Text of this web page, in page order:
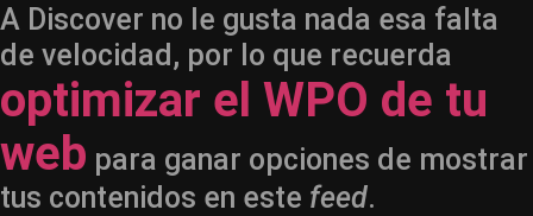
A Discover no le gusta nada esa falta
de velocidad, por lo que recuerda
optimizar el WPO de tu
web para ganar opciones de mostrar
tus contenidos en este feed.